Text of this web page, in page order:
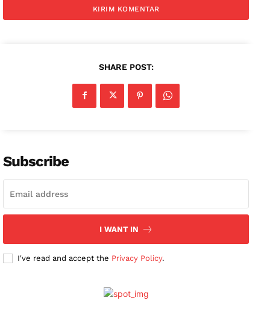
SHARE POST:
Subscribe
I WANT IN
I've read and accept the Privacy Policy.